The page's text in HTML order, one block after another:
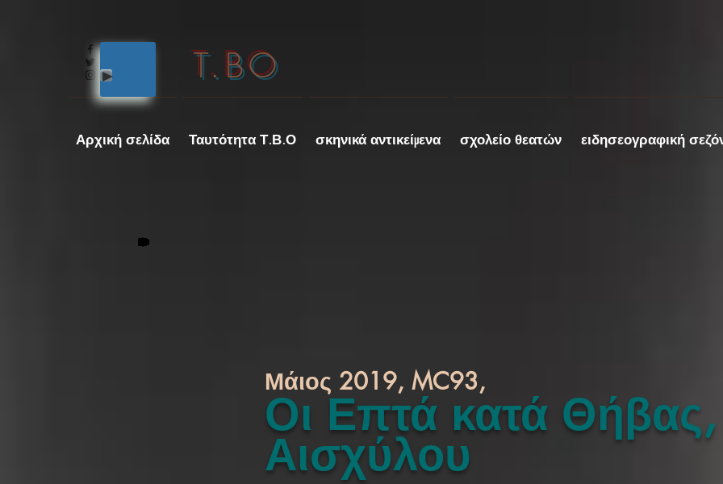
T.BO
Αρχική σελίδα Ταυτότητα Τ.Β.Ο σκηνικά αντικείμενα σχολείο θεατών ειδησεογραφική
Μάιος 2019, MC93,
Οι Επτά κατά
Αισχύλου